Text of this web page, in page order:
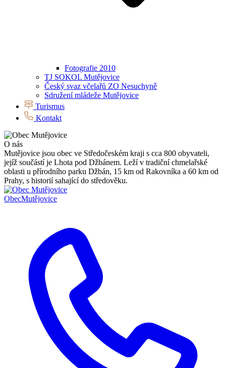
Fotografie 2010
TJ SOKOL Mutějovice
Český svaz včelařů ZO Nesuchyně
Sdružení mládeže Mutějovice
Turismus
Kontakt
O nás
Mutějovice jsou obec ve Středočeském kraji s cca 800 obyvateli,
jejíž součástí je Lhota pod Džbánem. Leží v tradiční chmelařské
oblasti u přírodního parku Džbán, 15 km od Rakovníka a 60 km od
Prahy, s historií sahající do středověku.
ObecMutějovice